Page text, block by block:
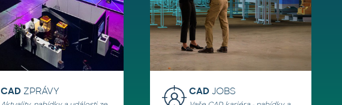
CAD ZPRÁVY CADJOBS